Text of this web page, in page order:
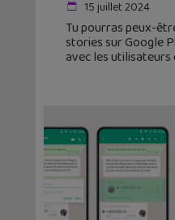
15 juillet 2024
Tu pourras peux-
stories sur Google
avec les utilisateurs